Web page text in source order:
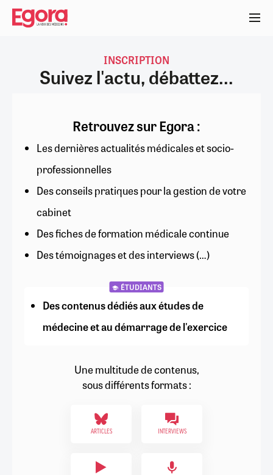
Aller
contenu
INSCRIPTION
Suivez l'actu, débattez...
Retrouvez sur Egora :
Les dernières actualités médicales et socio-
professionnelles
Des conseils pratiques pour la gestion de votre
cabinet
Des fiches de formation médicale continue
Des témoignages et des interviews (…)
ÉTUDIANTS
Des contenus dédiés aux études de
médecine et au démarrage de l'exercice
Une multitude de contenus,
sous différents formats :
ARTICLES INTERVIEWS